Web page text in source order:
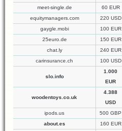
meet-single.de
60 EUR
equitymanagers.com
220 USD
gaygle.mobi
100 EUR
25euro.de
150 EUR
chat.ly
240 EUR
carinsurance.ch
100 USD
slo.info
1.000
EUR
woodentoys.co.uk
4.388
USD
ipods.us 500 GBP
about.es
160 EUR